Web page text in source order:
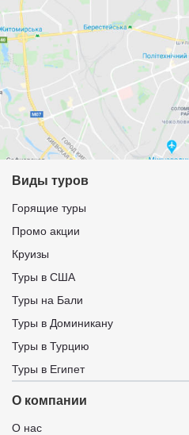
Виды туров
Горящие туры
Промо акции
Круизы
Туры в США
Туры на Бали
Туры в Доминикану
Туры в Турцию
Туры в Египет
О компании
О нас